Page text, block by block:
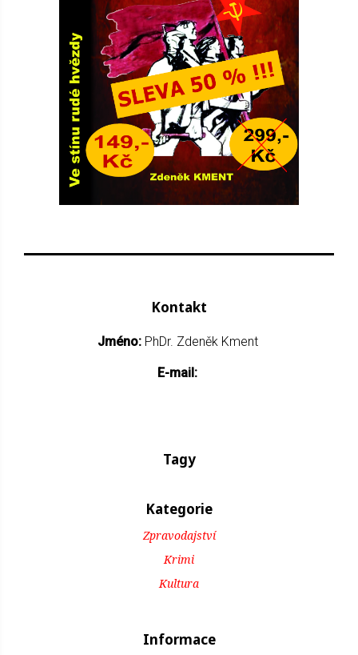
Kontakt
Jméno: PhDr. Zdeněk Kment
E-mail:
Tagy
Kategorie
Zpravodajství
Krimi
Kultura
Informace